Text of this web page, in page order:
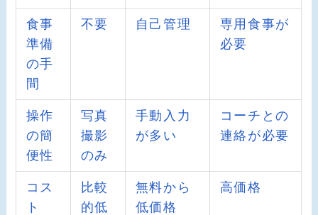
食事
準備
の手
間
不要 自己管理
専用食事が
必要
操作
の簡
便性
写真
撮影
のみ
手動入力
が多い
コーチとの
連絡が必要
コス
ト
比較
的低
無料から
低価格
高価格